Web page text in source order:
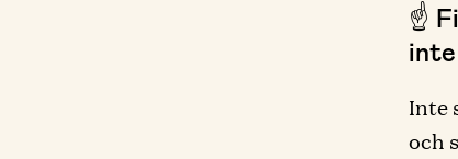
☝️
Inte
och